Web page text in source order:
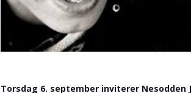
Torsdag 6. september inviterer